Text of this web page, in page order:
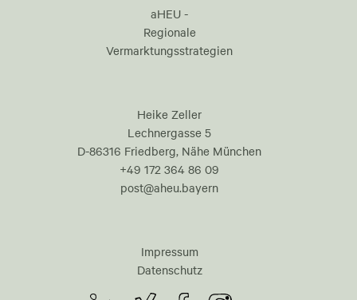
aHEU -
Regionale
Vermarktungsstrategien
Heike Zeller
Lechnergasse 5
D-86316 Friedberg, Nähe München
+49 172 364 86 09
post@aheu.bayern
Impressum
Datenschutz